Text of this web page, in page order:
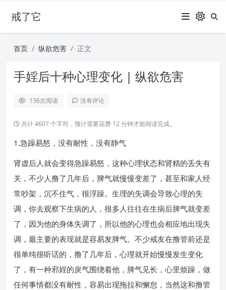
戒了它
首页 纵欲危害 正文
手婬后十种心理变化 | 纵欲危害
136次阅读 没有评论
共计 4607 个字符，预计需要花费 12 分钟才能阅读完成。
1.急躁易怒，没有耐性，没有静气
肾虚后人就会变得急躁易怒，这种心理状态和肾精的丢失有
关，不少人撸了几年后，脾气就慢慢变差了，甚至和家人经
常吵架，沉不住气，很浮躁。生理的失调会导致心理的失
调，你去观察下生病的人，很多人往往在生病后脾气就变差
了，因为他的身体失调了，所以他的心理也会相应地出现失
调，最主要的表现就是容易发脾气。不少戒友在撸管前还是
很单纯很听话的，撸了几年后，心理就开始慢慢发生变化
了，有一种邪婬的戾气围绕着他，脾气见长，心里烦躁，做
任何事情都没有耐性，容易出现拖拉和懈怠，当然这和撸管